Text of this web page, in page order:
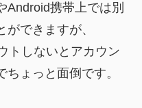
Android携帯上では別
できますが、
トしないとアカウン
ちょっと面倒です。